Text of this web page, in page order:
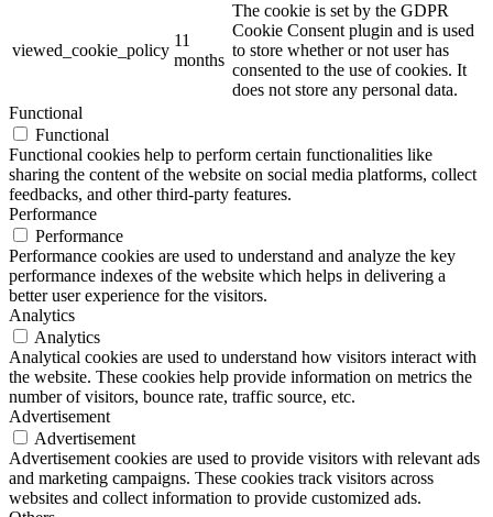
viewed_cookie_policy
11
months
The cookie is set by the GDPR
Cookie Consent plugin and is used
to store whether or not user has
consented to the use of cookies. It
does not store any personal data.
Functional
Functional
Functional cookies help to perform certain functionalities like
sharing the content of the website on social media platforms, collect
feedbacks, and other third-party features.
Performance
Performance
Performance cookies are used to understand and analyze the key
performance indexes of the website which helps in delivering a
better user experience for the visitors.
Analytics
Analytics
Analytical cookies are used to understand how visitors interact with
the website. These cookies help provide information on metrics the
number of visitors, bounce rate, traffic source, etc.
Advertisement
Advertisement
Advertisement cookies are used to provide visitors with relevant ads
and marketing campaigns. These cookies track visitors across
websites and collect information to provide customized ads.